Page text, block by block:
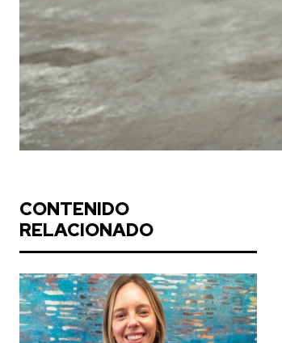
CONTENIDO
RELACIONADO